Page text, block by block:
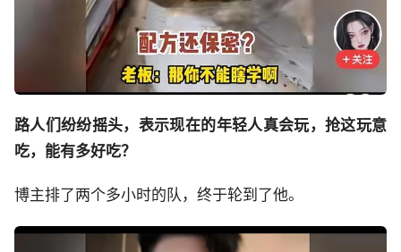
路人们纷纷摇头，表示现在的年轻人真会玩，抢这玩意
吃，能有多好吃？
博主排了两个多小时的队，终于轮到了他。